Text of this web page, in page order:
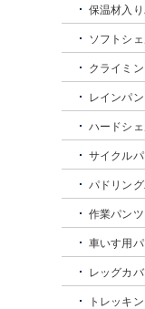
保温材入
ソフトシ
クライミ
レインパ
ハードシ
サイクル
パドリン
作業パンツ
車いす用
レッグカ
トレッキ